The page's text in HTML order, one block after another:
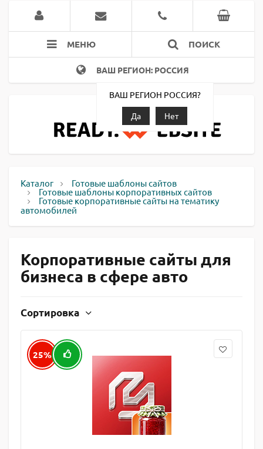
МЕНЮ ПОИСК
ВАШ РЕГИОН: РОССИЯ
ВАШ РЕГИОН РОССИЯ?
Да
Нет
Каталог Готовые шаблоны сайтов
Готовые шаблоны корпоративных сайтов
Готовые корпоративные сайты на тематику
автомобилей
Корпоративные сайты для
бизнеса в сфере авто
Сортировка
25%